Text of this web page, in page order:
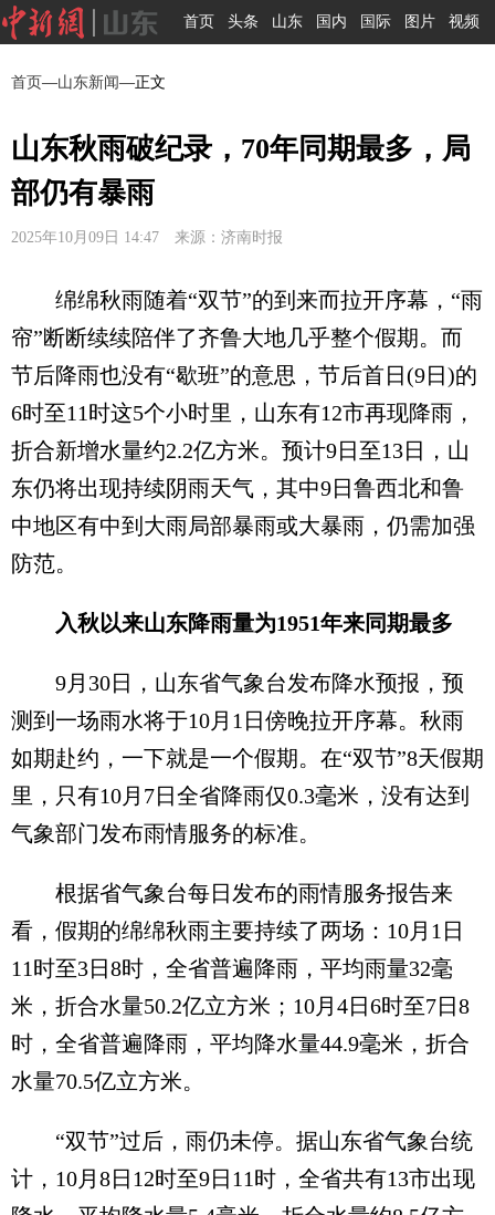
首页 头条 山东 国内 国际 图片 视频
首页—山东新闻—正文
山东秋雨破纪录，70年同期最多，局
部仍有暴雨
2025年10月09日 14:47 来源：济南时报
绵绵秋雨随着“双节”的到来而拉开序幕，“雨
帘”断断续续陪伴了齐鲁大地几乎整个假期。而
节后降雨也没有“歇班”的意思，节后首日(9日)的
6时至11时这5个小时里，山东有12市再现降雨，
折合新增水量约2.2亿方米。预计9日至13日，山
东仍将出现持续阴雨天气，其中9日鲁西北和鲁
中地区有中到大雨局部暴雨或大暴雨，仍需加强
防范。
入秋以来山东降雨量为1951年来同期最多
9月30日，山东省气象台发布降水预报，预
测到一场雨水将于10月1日傍晚拉开序幕。秋雨
如期赴约，一下就是一个假期。在“双节”8天假期
里，只有10月7日全省降雨仅0.3毫米，没有达到
气象部门发布雨情服务的标准。
根据省气象台每日发布的雨情服务报告来
看，假期的绵绵秋雨主要持续了两场：10月1日
11时至3日8时，全省普遍降雨，平均雨量32毫
米，折合水量50.2亿立方米；10月4日6时至7日8
时，全省普遍降雨，平均降水量44.9毫米，折合
水量70.5亿立方米。
“双节”过后，雨仍未停。据山东省气象台统
计，10月8日12时至9日11时，全省共有13市出现